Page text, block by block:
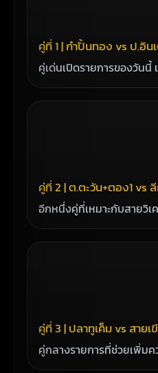
คู่ที่ 1 | กำปั้นทอง vs ป.อิน
คู่เด่นเปิดรายการของวัน
คู่ที่ 2 | ต.ตะวัน+ตอง1 vs
อีกหนึ่งคู่ที่เหมาะกับสายวิเ
คู่ที่ 3 | ปลาทูเค็ม vs สายเ
คู่กลางรายการที่ช่วยเพิ่ม